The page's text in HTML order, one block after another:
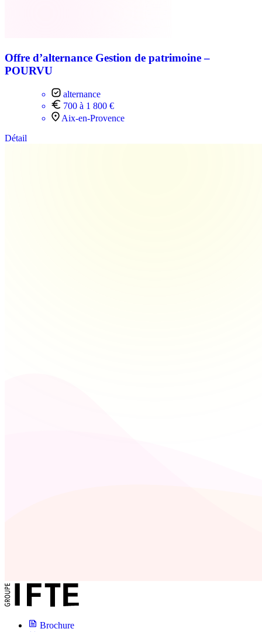
Offre d’alternance Gestion de patrimoine –
POURVU
alternance
700 à 1 800 €
Aix-en-Provence
Détail
Brochure